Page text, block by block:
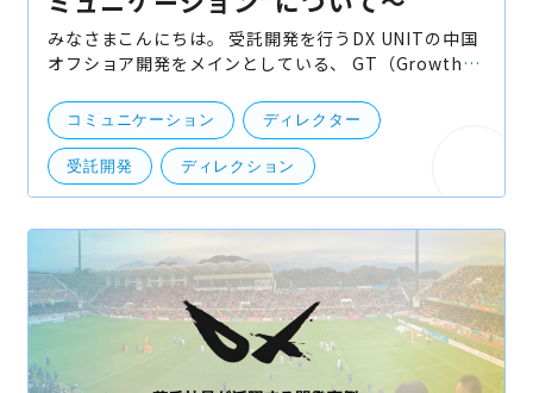
みなさまこんにちは。 受託開発を行うDX UNITの中国
オフショア開発をメインとしている、 GT（Growth
いるたつにぃです！ 余談ですが本日5月11日は私の誕
生日でござ
コミュニケーション ディレクター
受託開発 ディレクション